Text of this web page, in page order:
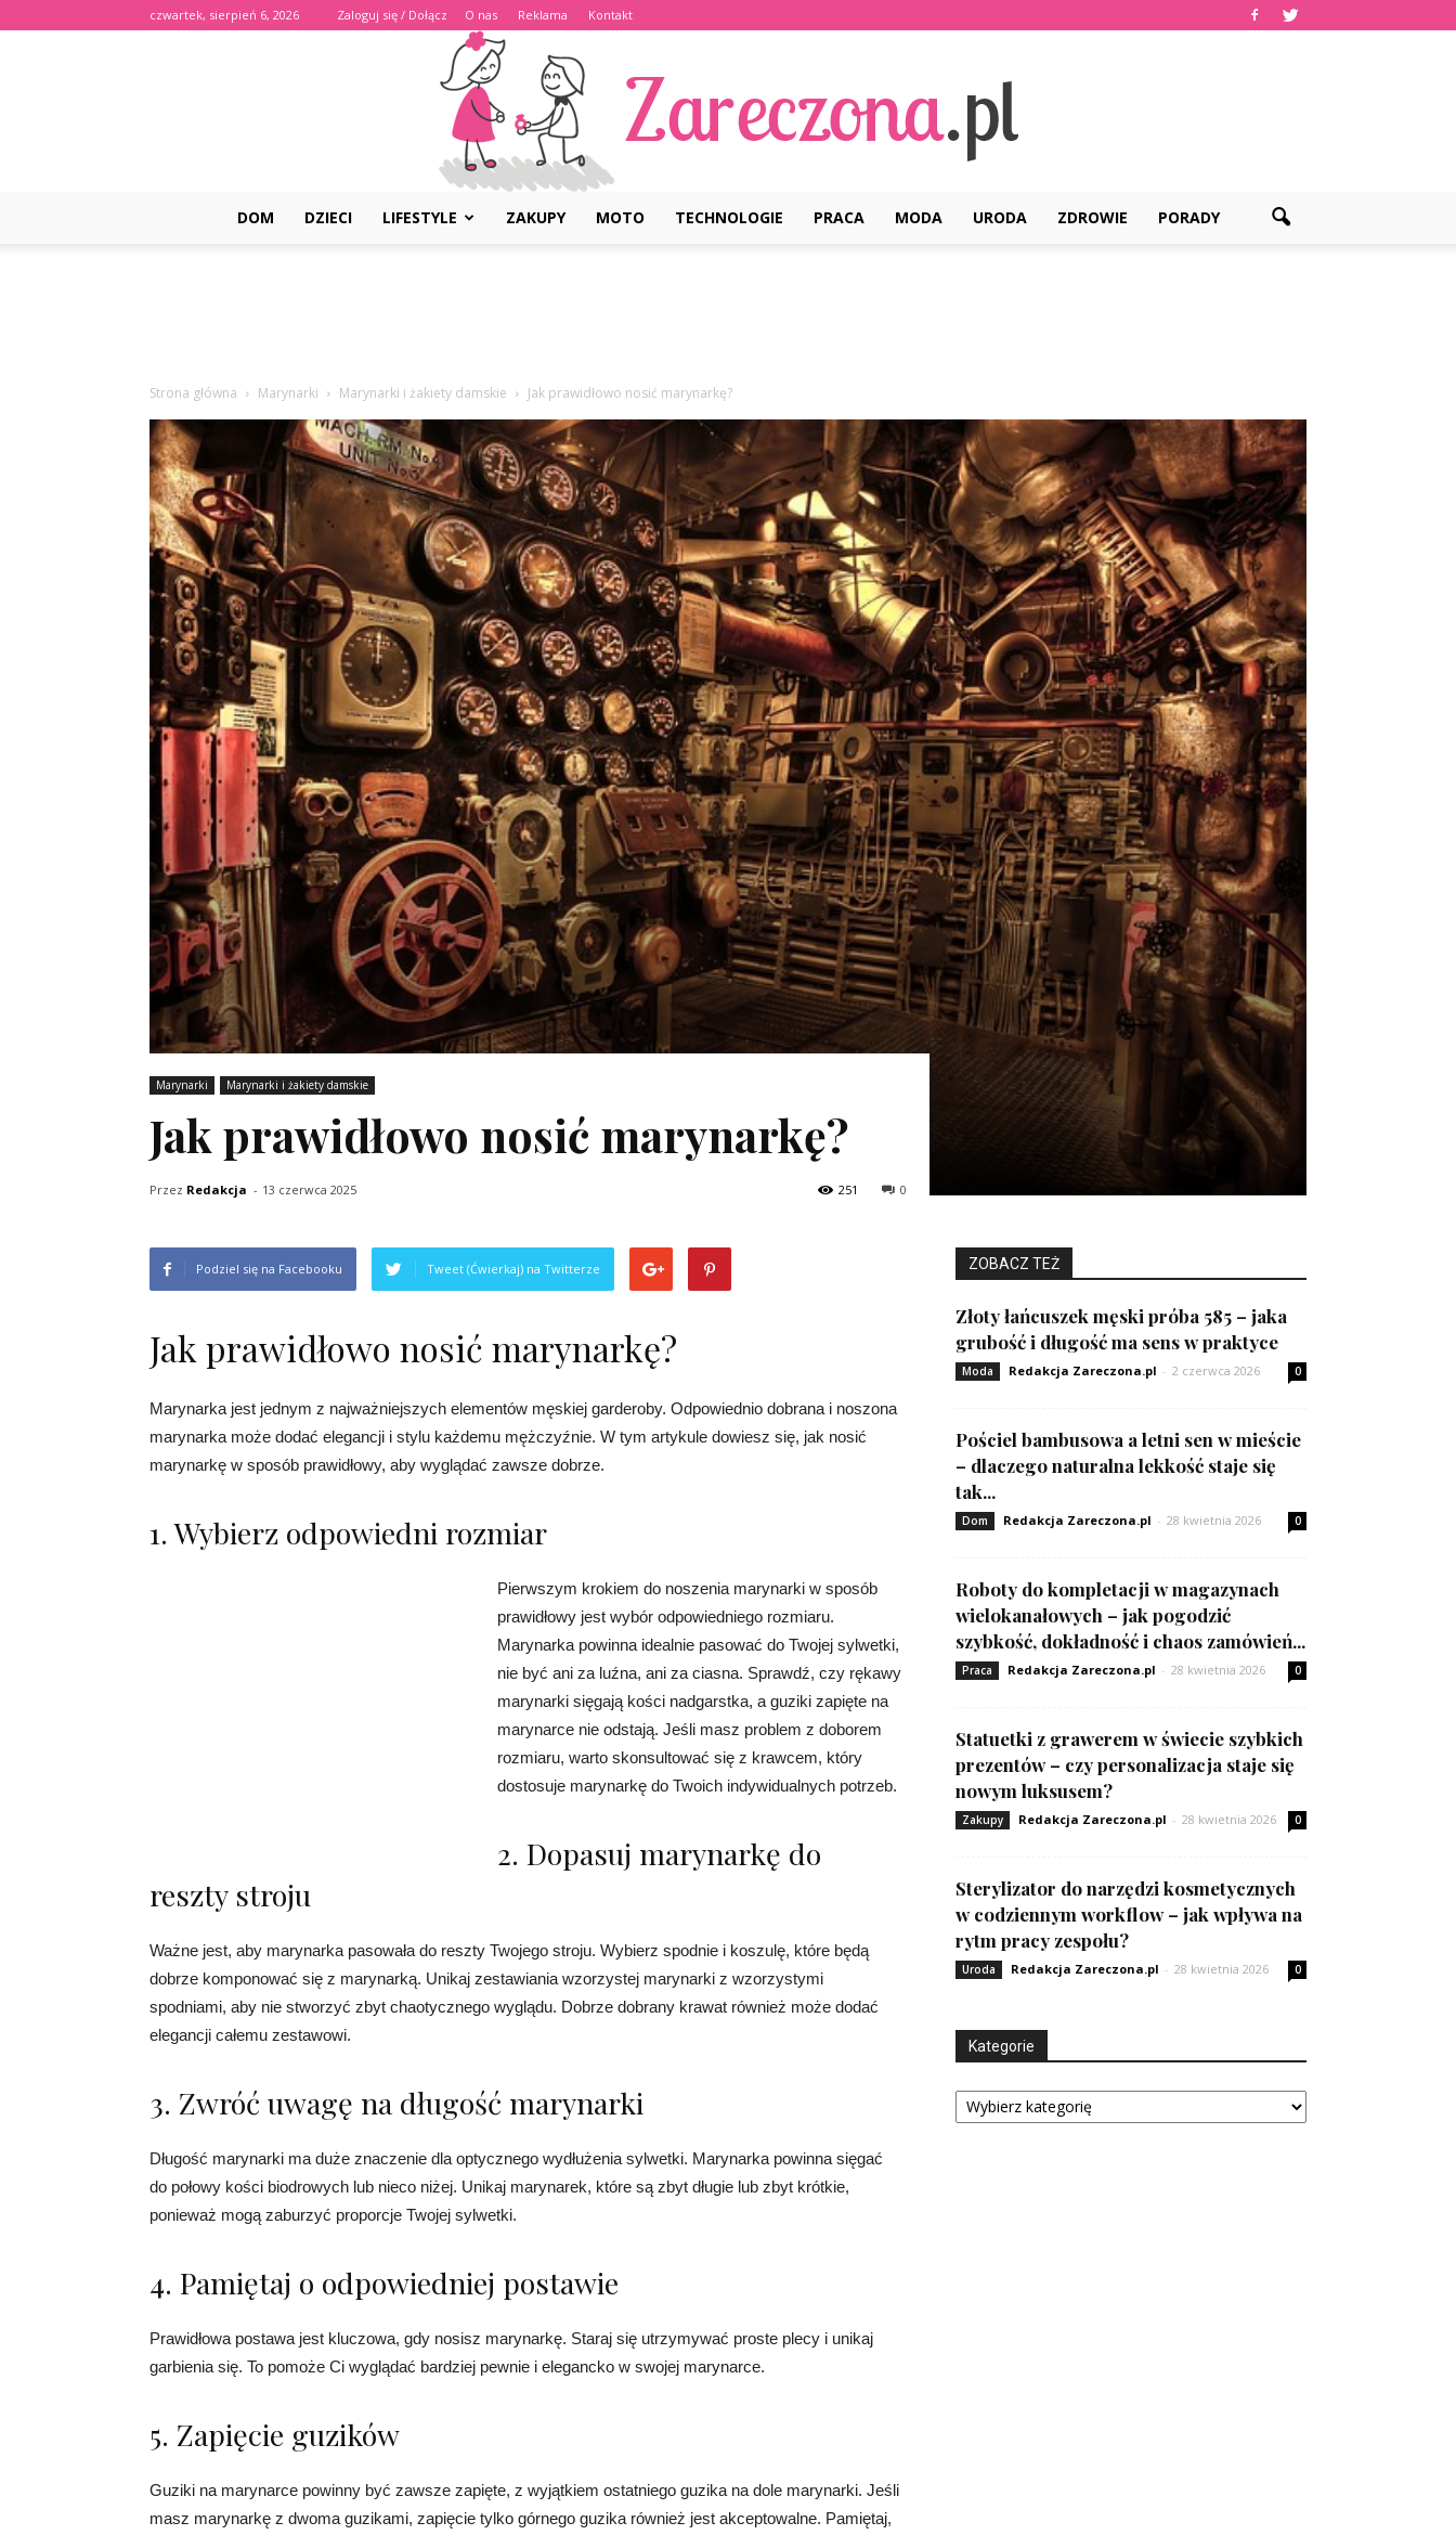
czwartek, sierpień 6, 2026 Zaloguj się / Dołącz O nas Reklama Kontakt
DOM DZIECI LIFESTYLE ZAKUPY MOTO TECHNOLOGIE PRACA MODA URODA ZDROWIE PORADY
Strona główna Marynarki Marynarki i żakiety damskie Jak prawidłowo nosić marynarkę?
Marynarki Marynarki i żakiety damskie
Jak prawidłowo nosić marynarkę?
Przez Redakcja - 13 czerwca 2025 0
251
Podziel się na Facebooku Tweet (Ćwierkaj) na Twitterze
Jak prawidłowo nosić marynarkę?
Marynarka jest jednym z najważniejszych elementów męskiej garderoby. Odpowiednio dobrana i noszona
marynarka może dodać elegancji i stylu każdemu mężczyźnie. W tym artykule dowiesz się, jak nosić
marynarkę w sposób prawidłowy, aby wyglądać zawsze dobrze.
1. Wybierz odpowiedni rozmiar
Pierwszym krokiem do noszenia marynarki w sposób
prawidłowy jest wybór odpowiedniego rozmiaru.
Marynarka powinna idealnie pasować do Twojej sylwetki,
nie być ani za luźna, ani za ciasna. Sprawdź, czy rękawy
marynarki sięgają kości nadgarstka, a guziki zapięte na
marynarce nie odstają. Jeśli masz problem z doborem
rozmiaru, warto skonsultować się z krawcem, który
dostosuje marynarkę do Twoich indywidualnych potrzeb.
2. Dopasuj marynarkę do
reszty stroju
Ważne jest, aby marynarka pasowała do reszty Twojego stroju. Wybierz spodnie i koszulę, które będą
dobrze komponować się z marynarką. Unikaj zestawiania wzorzystej marynarki z wzorzystymi
spodniami, aby nie stworzyć zbyt chaotycznego wyglądu. Dobrze dobrany krawat również może dodać
elegancji całemu zestawowi.
3. Zwróć uwagę na długość marynarki
Długość marynarki ma duże znaczenie dla optycznego wydłużenia sylwetki. Marynarka powinna sięgać
do połowy kości biodrowych lub nieco niżej. Unikaj marynarek, które są zbyt długie lub zbyt krótkie,
ponieważ mogą zaburzyć proporcje Twojej sylwetki.
4. Pamiętaj o odpowiedniej postawie
Prawidłowa postawa jest kluczowa, gdy nosisz marynarkę. Staraj się utrzymywać proste plecy i unikaj
garbienia się. To pomoże Ci wyglądać bardziej pewnie i elegancko w swojej marynarce.
5. Zapięcie guzików
Guziki na marynarce powinny być zawsze zapięte, z wyjątkiem ostatniego guzika na dole marynarki. Jeśli
masz marynarkę z dwoma guzikami, zapięcie tylko górnego guzika również jest akceptowalne. Pamiętaj,
ZOBACZ TEŻ
Złoty łańcuszek męski próba 585 – jaka
grubość i długość ma sens w praktyce
Moda Redakcja Zareczona.pl - 2 czerwca 2026 0
Pościel bambusowa a letni sen w mieście
– dlaczego naturalna lekkość staje się
tak...
Dom Redakcja Zareczona.pl - 28 kwietnia 2026 0
Roboty do kompletacji w magazynach
wielokanałowych – jak pogodzić
szybkość, dokładność i chaos zamówień...
Praca Redakcja Zareczona.pl - 28 kwietnia 2026 0
Statuetki z grawerem w świecie szybkich
prezentów – czy personalizacja staje się
nowym luksusem?
Zakupy Redakcja Zareczona.pl - 28 kwietnia 2026 0
Sterylizator do narzędzi kosmetycznych
w codziennym workflow – jak wpływa na
rytm pracy zespołu?
Uroda Redakcja Zareczona.pl - 28 kwietnia 2026 0
Kategorie
Kategorie